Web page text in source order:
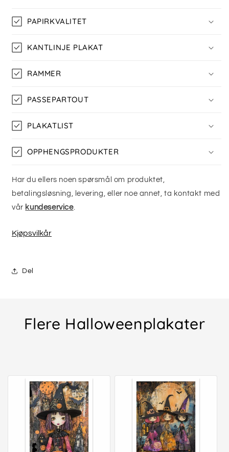
PAPIRKVALITET
KANTLINJE PLAKAT
RAMMER
PASSEPARTOUT
PLAKATLIST
OPPHENGSPRODUKTER
Har du ellers noen spørsmål om produktet,
betalingsløsning, levering, eller noe annet, ta kontakt med
vår kundeservice.
Kjøpsvilkår
Del
Flere Halloweenplakater